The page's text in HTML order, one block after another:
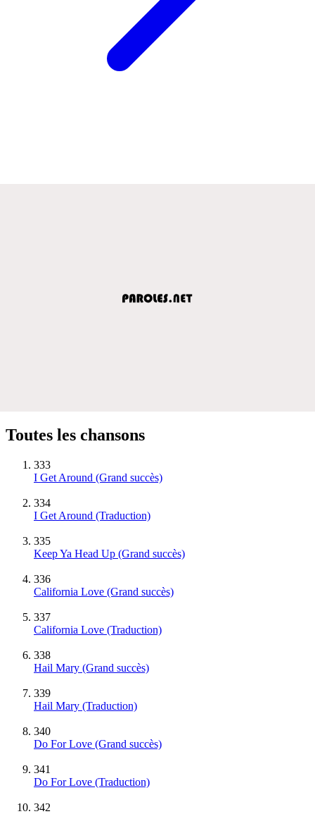
Toutes les chansons
333
I Get Around (Grand succès)
334
I Get Around (Traduction)
335
Keep Ya Head Up (Grand succès)
336
California Love (Grand succès)
337
California Love (Traduction)
338
Hail Mary (Grand succès)
339
Hail Mary (Traduction)
340
Do For Love (Grand succès)
341
Do For Love (Traduction)
342